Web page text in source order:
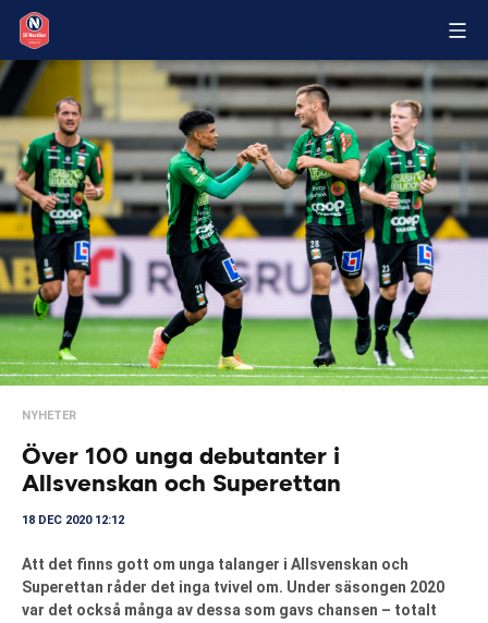
NYHETER
Över 100 unga debutanter i
Allsvenskan och Superettan
18 DEC 2020 12:12
Att det finns gott om unga talanger i Allsvenskan och
Superettan råder det inga tvivel om. Under säsongen 2020
var det också många av dessa som gavs chansen – totalt